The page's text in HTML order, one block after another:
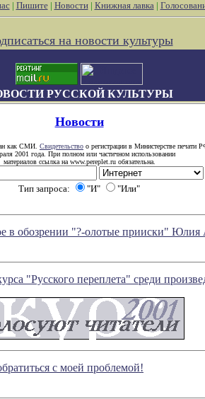
| Пишите| Новости| Книжная лавка|
на новости культуры
РУССКОЙ КУЛЬТУРЫ
Новости
как СМИ. Свидетельство о регистрации в Министерстве печати
2001 года. При полном или частичном использовании
материалов ссылка на www.pereplet.ru обязательна.
Тип запроса: "И" "Или"
в обозрении "?-олотые прииски" Юлия
"Русского переплета" среди
с моей проблемой!